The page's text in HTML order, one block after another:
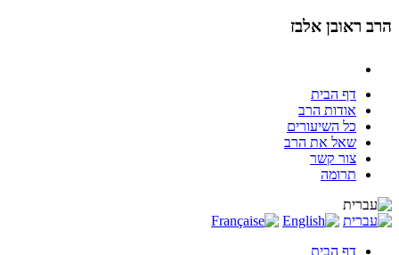
הרב ראובן אלבז
דף הבית
אודות הרב
כל השיעורים
שאל את הרב
צור קשר
תרומה
דף הבית